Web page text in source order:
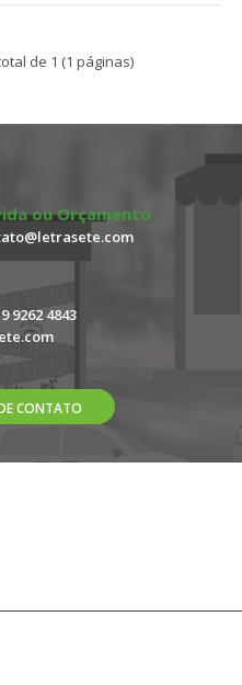
54 99262 4843As sobre
e padron..
de 1 (1 páginas)
ou Orçamento
9262 4843
CONTATO